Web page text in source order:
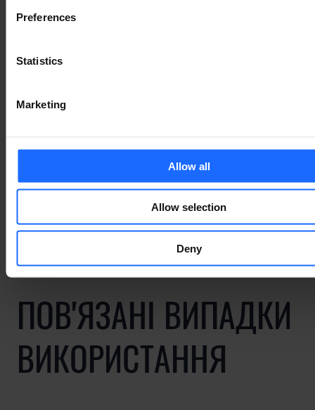
Preferences
Statistics
Marketing
Allow all
Allow selection
Deny
of the printing and
typesetting
industry
ПОВ'ЯЗАНІ ВИПАДКИ
ВИКОРИСТАННЯ